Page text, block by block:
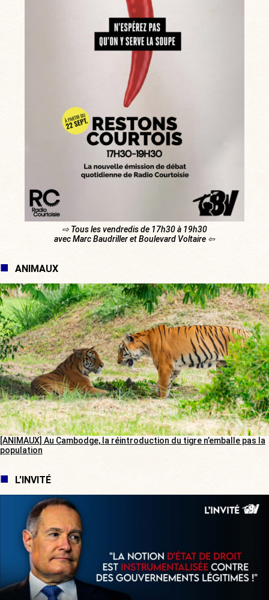
⇨ Tous les vendredis de 17h30 à 19h30
avec Marc Baudriller et Boulevard Voltaire ⇦
ANIMAUX
[ANIMAUX] Au Cambodge, la réintroduction du tigre n’emballe pas la
population
L'INVITÉ